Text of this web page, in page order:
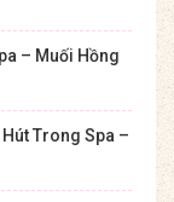
– Muối Hồng
Trong Spa –